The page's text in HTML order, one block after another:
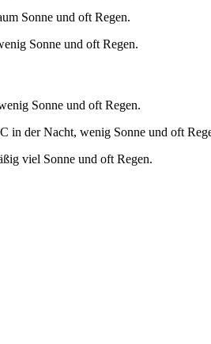
Sonne und oft Regen.
Sonne und oft Regen.
Sonne und oft Regen.
in der Nacht, wenig Sonne und oft
viel Sonne und oft Regen.